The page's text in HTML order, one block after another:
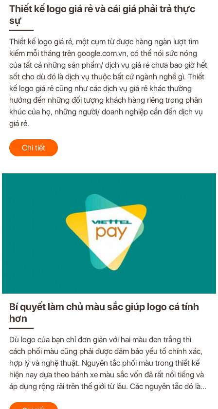
Thiết kế logo giá rẻ và cái giá phải trả thực
sự
Thiết kế logo giá rẻ, một cụm từ được hàng ngàn lượt tìm
kiếm mỗi tháng trên google.com.vn, có thể nói sức nóng
của tất cả những sản phẩm/ dịch vụ giá rẻ chưa bao giờ hết
sốt cho dù đó là dịch vụ thuộc bất cứ ngành nghề gì. Thiết
kế logo giá rẻ cũng như các dịch vụ giá rẻ khác thường
hướng đến những đối tượng khách hàng riêng trong phân
khúc của họ, những người/ doanh nghiệp cần đến dịch vụ
giá rẻ.
Chi tiết
Bí quyết làm chủ màu sắc giúp logo cá tính
hơn
Dù logo của bạn chỉ đơn giản với hai màu đen trắng thì
cách phối màu cũng phải được đảm bảo yếu tố chính xác,
hợp lý và nghệ thuật. Nguyên tắc phối màu trong thiết kế
hiện nay dựa theo bánh xe màu sắc vốn đã rất nổi tiếng và
áp dụng rộng rãi trên thế giới từ lâu. Các nguyên tắc đó là...